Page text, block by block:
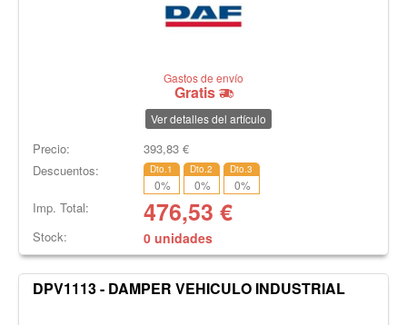
Gastos de envío
Gratis
Ver detalles del artículo
Precio: 393,83€
Descuentos:
Dto.1
0%
Dto.2
0%
Dto.3
0%
Imp. Total: 476,53 €
Stock: 0 unidades
DPV1113 - DAMPER VEHICULO INDUSTRIAL